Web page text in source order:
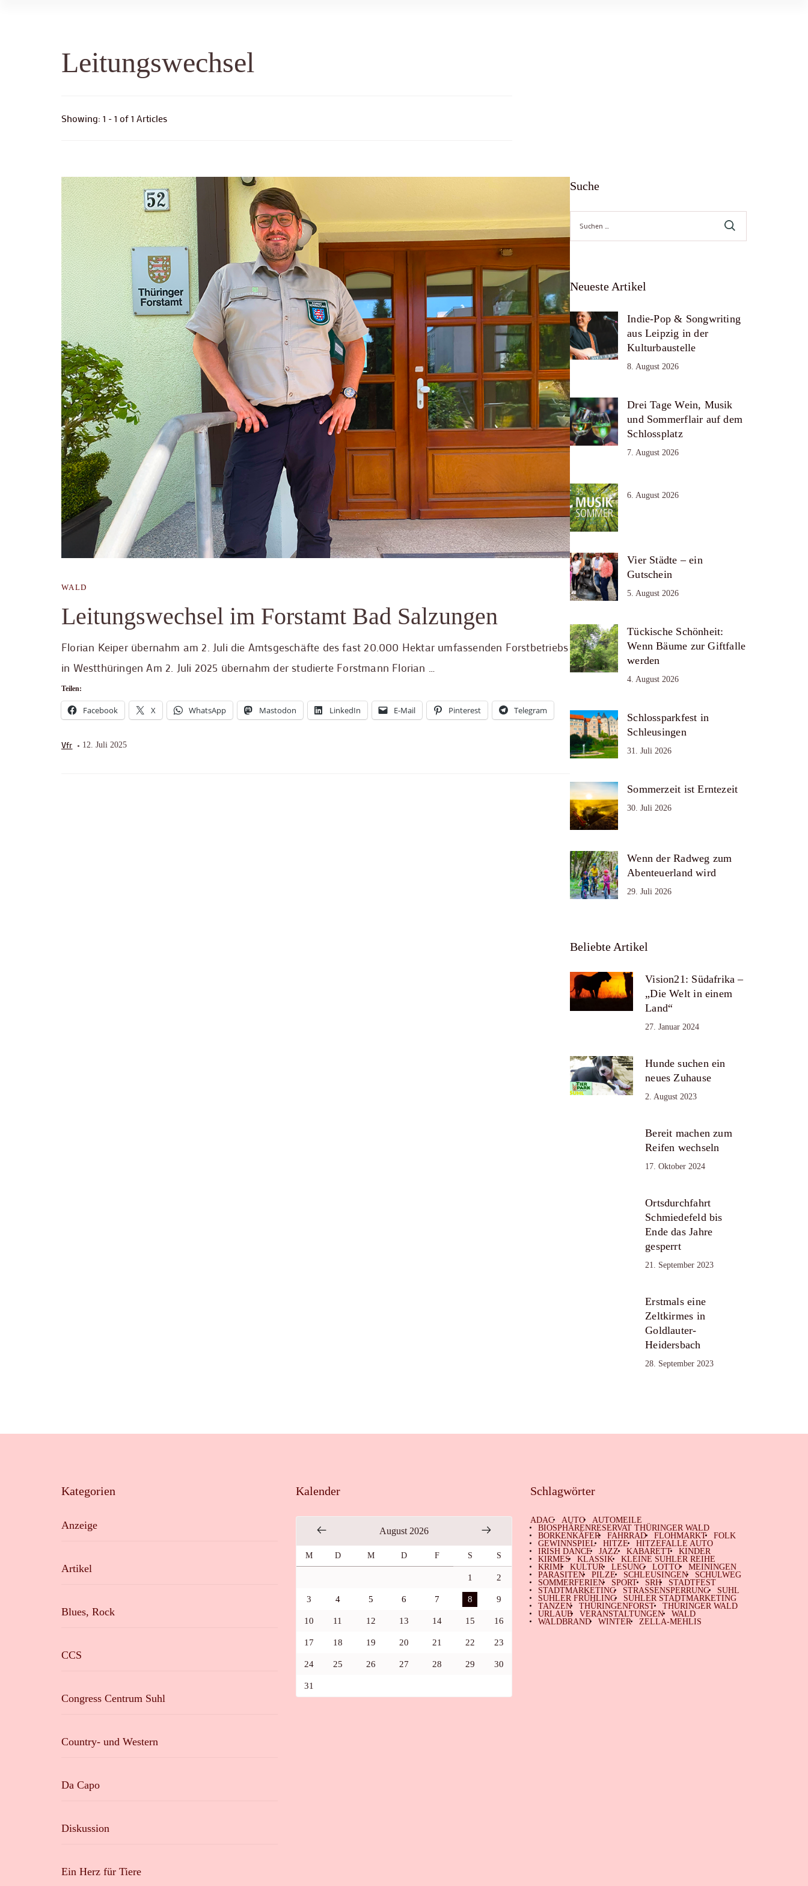
Leitungswechsel
Showing: 1 - 1 of 1 Articles
WALD
Leitungswechsel im Forstamt Bad Salzungen
Florian Keiper übernahm am 2. Juli die Amtsgeschäfte des fast 20.000 Hektar umfassenden Forstbetriebs
in Westthüringen Am 2. Juli 2025 übernahm der studierte Forstmann Florian …
Teilen:
Facebook X WhatsApp Mastodon LinkedIn E-Mail Pinterest Telegram
Vfr 12. Juli 2025
Suche
Suche
nach:
Neueste Artikel
Indie-Pop & Songwriting
aus Leipzig in der
Kulturbaustelle
8. August 2026
Drei Tage Wein, Musik
und Sommerflair auf dem
Schlossplatz
7. August 2026
6. August 2026
Vier Städte – ein
Gutschein
5. August 2026
Tückische Schönheit:
Wenn Bäume zur Giftfalle
werden
4. August 2026
Schlossparkfest in
Schleusingen
31. Juli 2026
Sommerzeit ist Erntezeit
30. Juli 2026
Wenn der Radweg zum
Abenteuerland wird
29. Juli 2026
Beliebte Artikel
Vision21: Südafrika –
„Die Welt in einem
Land“
27. Januar 2024
Hunde suchen ein
neues Zuhause
2. August 2023
Bereit machen zum
Reifen wechseln
17. Oktober 2024
Ortsdurchfahrt
Schmiedefeld bis
Ende das Jahre
gesperrt
21. September 2023
Erstmals eine
Zeltkirmes in
Goldlauter-
Heidersbach
28. September 2023
Kategorien
Anzeige
Artikel
Blues, Rock
CCS
Congress Centrum Suhl
Country- und Western
Da Capo
Diskussion
Ein Herz für Tiere
Kalender
August 2026
M D M D F S S
1 2
3 4 5 6 7 8 9
10 11 12 13 14 15 16
17 18 19 20 21 22 23
24 25 26 27 28 29 30
31
Schlagwörter
ADAC AUTO
AUTOMEILE
BIOSPHÄRENRESERVAT THÜRINGER WALD
BORKENKÄFER
FAHRRAD FLOHMARKT
FOLK
GEWINNSPIEL
HITZE
HITZEFALLE AUTO
IRISH DANCE
JAZZ KABARETT
KINDER
KIRMES
KLASSIK
KLEINE SUHLER REIHE
KRIMI
KULTUR LESUNG LOTTO
MEININGEN
PARASITEN
PILZE SCHLEUSINGEN
SCHULWEG
SOMMERFERIEN
SPORT SRH
STADTFEST
STADTMARKETING
STRASSENSPERRUNG
SUHL
SUHLER FRÜHLING
SUHLER STADTMARKETING
TANZEN
THÜRINGENFORST
THÜRINGER WALD
URLAUB
VERANSTALTUNGEN
WALD
WALDBRAND
WINTER ZELLA-MEHLIS